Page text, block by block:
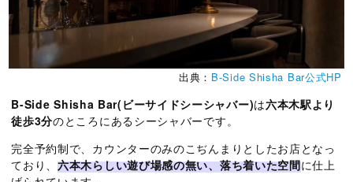
出典： B-Side Shisha Bar公式HP
B-Side Shisha Bar(ビーサイドシーシャバー)は六本木駅より
徒歩3分のところにあるシーシャバーです。
完全予約制で、カウンターのみのこぢんまりとしたお店となっ
ており、六本木らしい遊び場感の無い、落ち着いた空間に仕上